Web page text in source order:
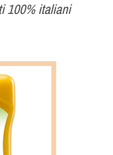
100% italiani